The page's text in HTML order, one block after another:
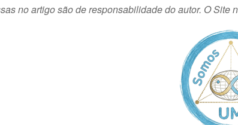
no artigo são de responsabilidade do autor. O